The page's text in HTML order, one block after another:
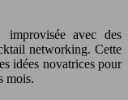
improvisée avec des
networking. Cette
idées novatrices pour
mois.